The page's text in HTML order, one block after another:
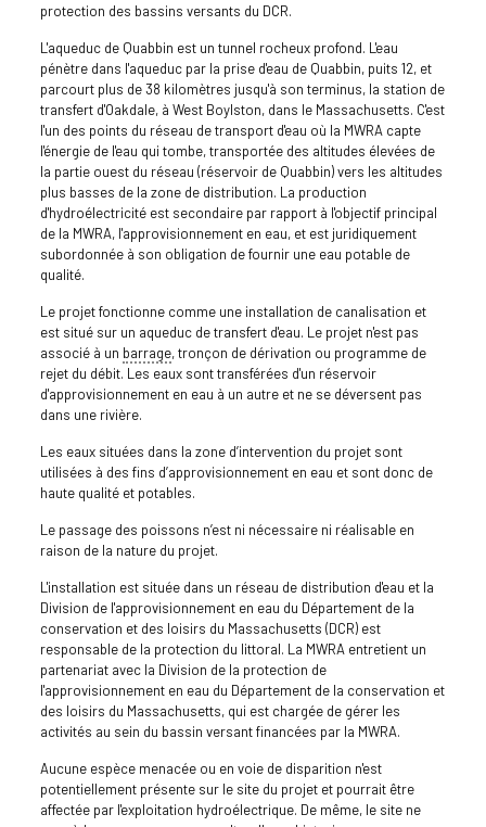
protection des bassins versants du DCR.
L'aqueduc de Quabbin est un tunnel rocheux profond. L'eau
pénètre dans l'aqueduc par la prise d'eau de Quabbin, puits 12, et
parcourt plus de 38 kilomètres jusqu'à son terminus, la station de
transfert d'Oakdale, à West Boylston, dans le Massachusetts. C'est
l'un des points du réseau de transport d'eau où la MWRA capte
l'énergie de l'eau qui tombe, transportée des altitudes élevées de
la partie ouest du réseau (réservoir de Quabbin) vers les altitudes
plus basses de la zone de distribution. La production
d'hydroélectricité est secondaire par rapport à l'objectif principal
de la MWRA, l'approvisionnement en eau, et est juridiquement
subordonnée à son obligation de fournir une eau potable de
qualité.
Le projet fonctionne comme une installation de canalisation et
est situé sur un aqueduc de transfert d'eau. Le projet n'est pas
associé à un barrage, tronçon de dérivation ou programme de
rejet du débit. Les eaux sont transférées d'un réservoir
d'approvisionnement en eau à un autre et ne se déversent pas
dans une rivière.
Les eaux situées dans la zone d’intervention du projet sont
utilisées à des fins d’approvisionnement en eau et sont donc de
haute qualité et potables.
Le passage des poissons n’est ni nécessaire ni réalisable en
raison de la nature du projet.
L'installation est située dans un réseau de distribution d'eau et la
Division de l'approvisionnement en eau du Département de la
conservation et des loisirs du Massachusetts (DCR) est
responsable de la protection du littoral. La MWRA entretient un
partenariat avec la Division de la protection de
l'approvisionnement en eau du Département de la conservation et
des loisirs du Massachusetts, qui est chargée de gérer les
activités au sein du bassin versant financées par la MWRA.
Aucune espèce menacée ou en voie de disparition n'est
potentiellement présente sur le site du projet et pourrait être
affectée par l'exploitation hydroélectrique. De même, le site ne